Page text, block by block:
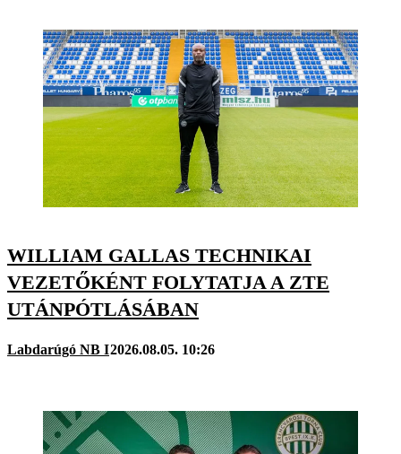
WILLIAM GALLAS TECHNIKAI
VEZETŐKÉNT FOLYTATJA A ZTE
UTÁNPÓTLÁSÁBAN
Labdarúgó NB I2026.08.05. 10:26